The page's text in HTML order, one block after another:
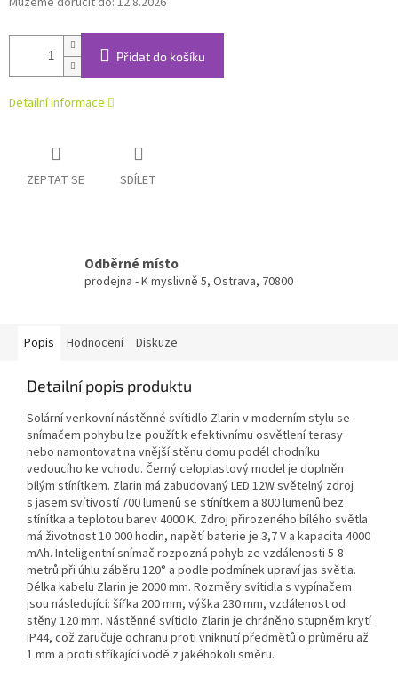
Přidat do košíku
Detailní informace
ZEPTAT SE SDÍLET
Odběrné místo
prodejna - K myslivně 5, Ostrava, 70800
Popis Hodnocení Diskuze
Detailní popis produktu
Solární venkovní nástěnné svítidlo Zlarin v moderním stylu se
snímačem pohybu lze použít k efektivnímu osvětlení terasy
nebo namontovat na vnější stěnu domu podél chodníku
vedoucího ke vchodu. Černý celoplastový model je doplněn
bílým stínítkem. Zlarin má zabudovaný LED 12W světelný zdroj
s jasem svítivostí 700 lumenů se stínítkem a 800 lumenů bez
stínítka a teplotou barev 4000 K. Zdroj přirozeného bílého světla
má životnost 10 000 hodin, napětí baterie je 3,7 V a kapacita 4000
mAh. Inteligentní snímač rozpozná pohyb ze vzdálenosti 5-8
metrů při úhlu záběru 120° a podle podmínek upraví jas světla.
Délka kabelu Zlarin je 2000 mm. Rozměry svítidla s vypínačem
jsou následující: šířka 200 mm, výška 230 mm, vzdálenost od
stěny 120 mm. Nástěnné svítidlo Zlarin je chráněno stupněm krytí
IP44, což zaručuje ochranu proti vniknutí předmětů o průměru až
1 mm a proti stříkající vodě z jakéhokoli směru.